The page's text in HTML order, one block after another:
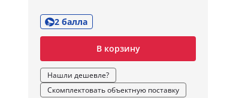
2 балла
В корзину
Нашли дешевле?
Скомплектовать объектную поставку